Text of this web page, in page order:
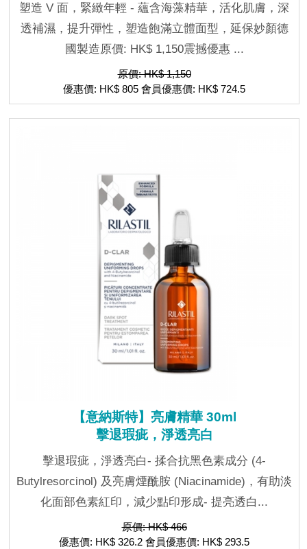
塑造 V 面，緊緻年輕 - 蘊含海藻精華，活化肌膚，深
透補濕，提升彈性，塑造飽滿立體面型，延保妙顏德
國製造原價: HK$ 1,150震撼優惠 ...
原價: HK$ 1,150
優惠價: HK$ 805 會員優惠價: HK$ 724.5
【意納斯特】亮膚精華 30ml
擊退瑕疵，淨透亮白
擊退瑕疵，淨透亮白- 揉合抗黑色素成分 (4-
Butylresorcinol) 及亮膚煙酰胺 (Niacinamide)，有助淡
化面部色素紅印，減少點印形成- 提亮透白...
原價: HK$ 466
優惠價: HK$ 326.2 會員優惠價: HK$ 293.5